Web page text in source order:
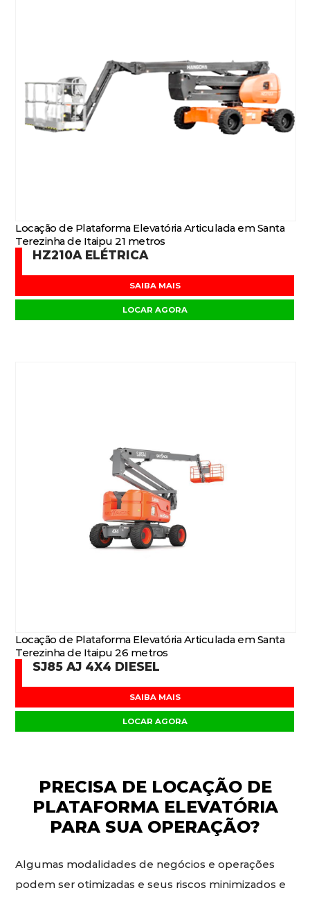
Locação de Plataforma Elevatória Articulada em Santa
Terezinha de Itaipu 21 metros
HZ210A ELÉTRICA
SAIBA MAIS
LOCAR AGORA
Locação de Plataforma Elevatória Articulada em Santa
Terezinha de Itaipu 26 metros
SJ85 AJ 4X4 DIESEL
SAIBA MAIS
LOCAR AGORA
PRECISA DE LOCAÇÃO DE
PLATAFORMA ELEVATÓRIA
PARA SUA OPERAÇÃO?
Algumas modalidades de negócios e operações
podem ser otimizadas e seus riscos minimizados e